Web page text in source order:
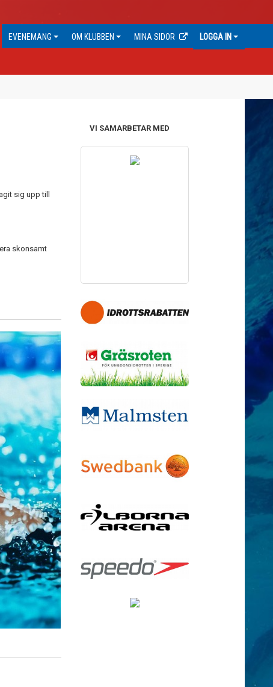
EVENEMANG OM KLUBBEN MINA SIDOR LOGGA IN
sig upp till
skonsamt
VI SAMARBETAR MED